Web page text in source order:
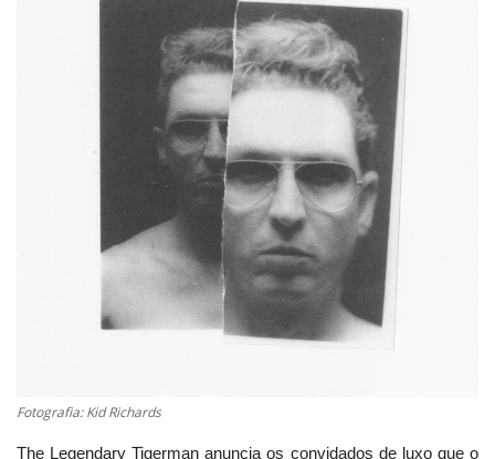
Estatuto Editorial
Fotografia: Kid Richards
The Legendary Tigerman anuncia os convidados de luxo que o